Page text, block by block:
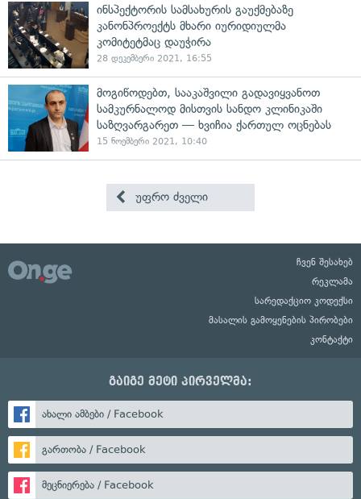
ინსპექტორის სამსახურის გაუქმებაზე
კანონპროექტს მხარი იურიდიულმა
კომიტეტმაც დაუჭირა
28 დეკემბერი 2021, 16:55
მოგიწოდებთ, სააკაშვილი გადავიყვანოთ
სამკურნალოდ მისთვის სანდო კლინიკაში
საზღვარგარეთ — ხვიჩია ქართულ ოცნებას
15 ნოემბერი 2021, 10:40
უფრო ძველი
ჩვენ შესახებ
რეკლამა
სარედაქციო კოდექსი
მასალის გამოყენების პირობები
კონტაქტი
გაიგე მეტი პირველმა:
ახალი ამბები / Facebook
გართობა / Facebook
მეცნიერება / Facebook